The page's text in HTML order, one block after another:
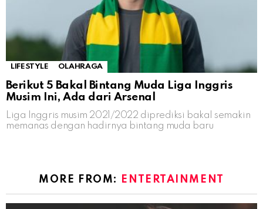
LIFESTYLE OLAHRAGA
Berikut 5 Bakal Bintang Muda Liga Inggris
Musim Ini, Ada dari Arsenal
Liga Inggris musim 2021/2022 diprediksi bakal semakin
memanas dengan hadirnya bintang muda baru
MORE FROM: ENTERTAINMENT